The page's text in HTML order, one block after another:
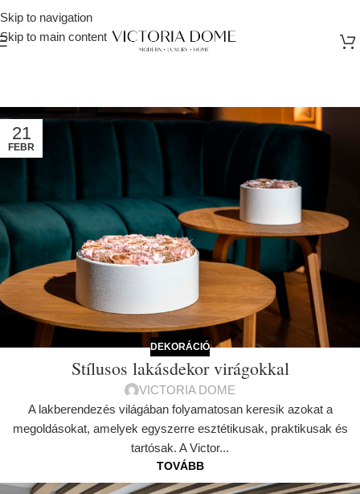
Skip to navigation
Skip to main content
21
FEBR
DEKORÁCIÓ
Stílusos lakásdekor virágokkal
VICTORIA DOME
A lakberendezés világában folyamatosan keresik azokat a
megoldásokat, amelyek egyszerre esztétikusak, praktikusak és
tartósak. A Victor...
TOVÁBB